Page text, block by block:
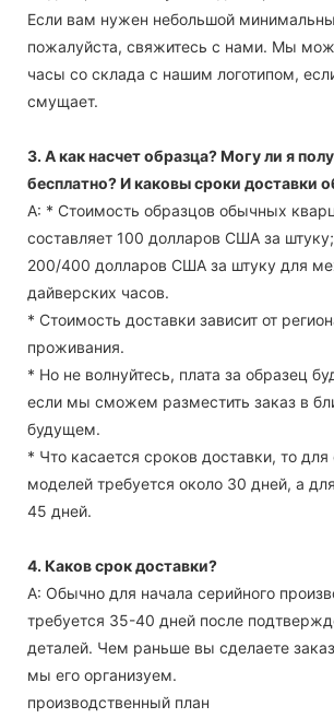
Если вам нужен небольшой
пожалуйста, свяжитесь с нами. Мы
часы со склада с нашим логотипом,
смущает.
3. А как насчет образца? Могу ли я
бесплатно? И каковы сроки доставки
А: * Стоимость образцов обычных
составляет 100 долларов США за штуку;
200/400 долларов США за штуку для
дайверских часов.
* Стоимость доставки зависит от
проживания.
* Но не волнуйтесь, плата за образец
если мы сможем разместить заказ в
будущем.
* Что касается сроков доставки, то
моделей требуется около 30 дней, а
45 дней.
4. Каков срок доставки?
А: Обычно для начала серийного
требуется 35-40 дней после
деталей. Чем раньше вы сделаете
мы его организуем.
производственный план